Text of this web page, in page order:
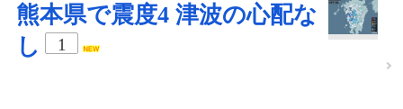
熊本県で震度4 津波の心配な
し
1